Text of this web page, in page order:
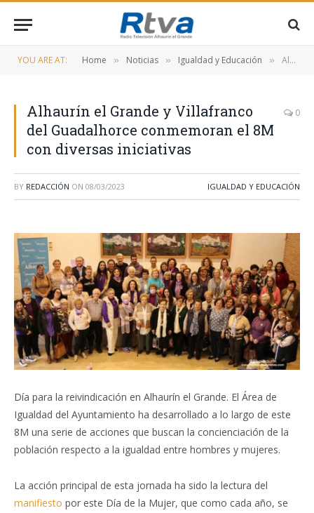
YOU ARE AT: Home » Noticias » Igualdad y Educación » Alhaurín el Grande y Villafranco del Guadalhorce conmemoran el 8M con diversas iniciativas
Alhaurín el Grande y Villafranco
del Guadalhorce conmemoran el 8M
con diversas iniciativas
0
BY REDACCIÓN ON 08/03/2023 IGUALDAD Y EDUCACIÓN
Día para la reivindicación en Alhaurín el Grande. El Área de
Igualdad del Ayuntamiento ha desarrollado a lo largo de este
8M una serie de acciones que buscan la concienciación de la
población respecto a la igualdad entre hombres y mujeres.
La acción principal de esta jornada ha sido la lectura del
manifiesto por este Día de la Mujer, que como cada año, se